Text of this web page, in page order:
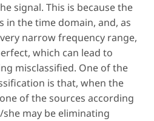
signal. This is because the
in the time domain, and, as
narrow frequency range,
which can lead to
misclassified. One of the
is that, when the
of the sources according
may be eliminating